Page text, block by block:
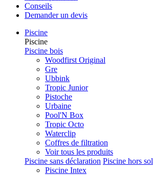
Conseils
Demander un devis
Piscine
Piscine
Piscine bois
Woodfirst Original
Gre
Ubbink
Tropic Junior
Pistoche
Urbaine
Pool'N Box
Tropic Octo
Waterclip
Coffres de filtration
Voir tous les produits
Piscine sans déclaration Piscine hors sol
Piscine Intex